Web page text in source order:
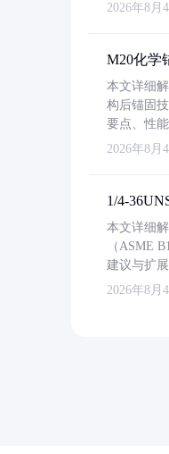
2026年8月
M20化学
本文详细
构后锚固
要点、性
2026年8月
1/4-
本文详细
（ASME
建议与扩展
2026年8月